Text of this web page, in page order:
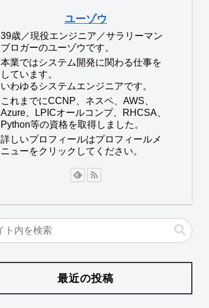
ユーゾウ
39歳／現役エンジニア／サラリーマン
ブロガーのユーゾウです。
本業ではシステム開発に関わる仕事を
しています。
いわゆるシステムエンジニアです。
これまでにCCNP、ネスペ、AWS、
Azure、LPICオールコンプ、RHCSA、
Python等の資格を取得しました。
詳しいプロフィールはプロフィールメ
ニューをクリックしてください。
最近の投稿